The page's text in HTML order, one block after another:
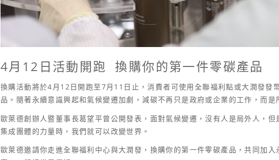
4月12日活動開跑 換購你的第一件零碳產品
換購活動將於4月12日開跑至7月11日止，消費者可使用全聯福利點或大潤發發
品。隨著永續意識興起和氣候變遷加劇，減碳不再只是政府或企業的工作，而是
歐萊德創辦人暨董事長葛望平曾公開發表，面對氣候變遷，沒有人是局外人，但
集成團體的力量時，我們就可以改變世界。
歐萊德邀請你走進全聯福利中心與大潤發，換購你的第一件零碳產品，共同加入